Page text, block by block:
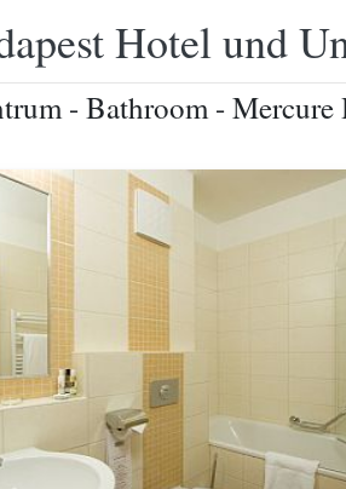
Hotel und
- Bathroom -